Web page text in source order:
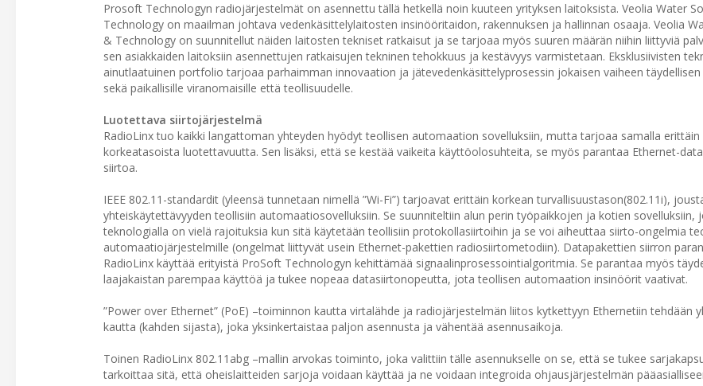
Prosoft Technologyn radiojärjestelmät on asennettu tällä hetkellä noin kuuteen yrityksen laitoksista. Veolia Water
Technology on maailman johtava vedenkäsittelylaitosten insinööritaidon, rakennuksen ja hallinnan osaaja. Veolia
& Technology on suunnitellut näiden laitosten tekniset ratkaisut ja se tarjoaa myös suuren määrän niihin liittyviä
sen asiakkaiden laitoksiin asennettujen ratkaisujen tekninen tehokkuus ja kestävyys varmistetaan. Eksklusiivisten
ainutlaatuinen portfolio tarjoaa parhaimman innovaation ja jätevedenkäsittelyprosessin jokaisen vaiheen täydellisen
sekä paikallisille viranomaisille että teollisuudelle.
Luotettava siirtojärjestelmä
RadioLinx tuo kaikki langattoman yhteyden hyödyt teollisen automaation sovelluksiin, mutta tarjoaa samalla erittäin
korkeatasoista luotettavuutta. Sen lisäksi, että se kestää vaikeita käyttöolosuhteita, se myös parantaa Ethernet-
siirtoa.
IEEE 802.11-standardit (yleensä tunnetaan nimellä ”Wi-Fi”) tarjoavat erittäin korkean turvallisuustason(802.11i),
yhteiskäytettävyyden teollisiin automaatiosovelluksiin. Se suunniteltiin alun perin työpaikkojen ja kotien sovelluksiin,
teknologialla on vielä rajoituksia kun sitä käytetään teollisiin protokollasiirtoihin ja se voi aiheuttaa siirto-ongelmia
automaatiojärjestelmille (ongelmat liittyvät usein Ethernet-pakettien radiosiirtometodiin). Datapakettien siirron
RadioLinx käyttää erityistä ProSoft Technologyn kehittämää signaalinprosessointialgoritmia. Se parantaa myös
laajakaistan parempaa käyttöä ja tukee nopeaa datasiirtonopeutta, jota teollisen automaation insinöörit vaativat.
”Power over Ethernet” (PoE) –toiminnon kautta virtalähde ja radiojärjestelmän liitos kytkettyyn Ethernetiin tehdään
kautta (kahden sijasta), joka yksinkertaistaa paljon asennusta ja vähentää asennusaikoja.
Toinen RadioLinx 802.11abg –mallin arvokas toiminto, joka valittiin tälle asennukselle on se, että se tukee
tarkoittaa sitä, että oheislaitteiden sarjoja voidaan käyttää ja ne voidaan integroida ohjausjärjestelmän